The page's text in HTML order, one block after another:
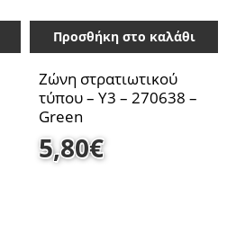
Προσθήκη στο καλάθι
Ζώνη στρατιωτικού
τύπου – Y3 – 270638 –
Green
5,80€